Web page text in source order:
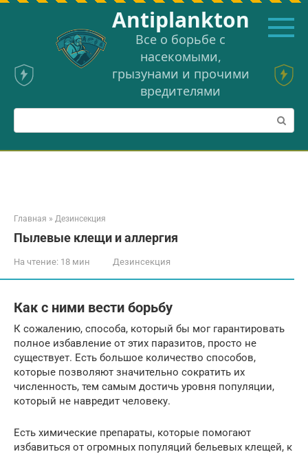
Перейти
Аntiplankton
Все о борьбе с
насекомыми,
грызунами и прочими
вредителями
Поиск:
Главная » Дезинсекция
Пылевые клещи и аллергия
На чтение: 18 мин Дезинсекция
Как с ними вести борьбу
К сожалению, способа, который бы мог гарантировать
полное избавление от этих паразитов, просто не
существует. Есть большое количество способов,
которые позволяют значительно сократить их
численность, тем самым достичь уровня популяции,
который не навредит человеку.
Есть химические препараты, которые помогают
избавиться от огромных популяций бельевых клещей, к